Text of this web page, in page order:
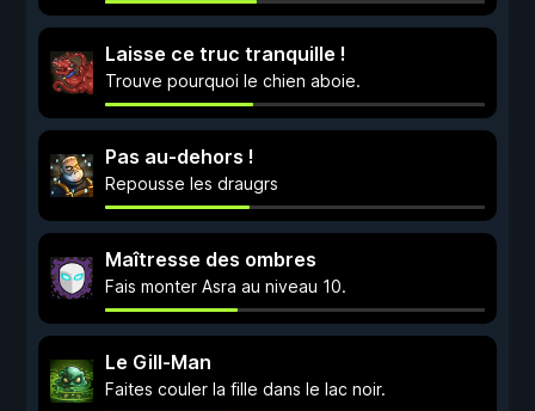
Laisse ce truc tranquille !
Trouve pourquoi le chien aboie.
Pas au-dehors !
Repousse les draugrs
Maîtresse des ombres
Fais monter Asra au niveau 10.
Le Gill-Man
Faites couler la fille dans le lac noir.